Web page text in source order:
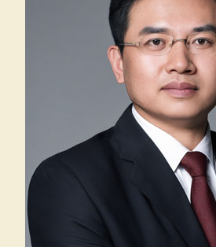
刑事律师收费
静安刑事律师
关于我们